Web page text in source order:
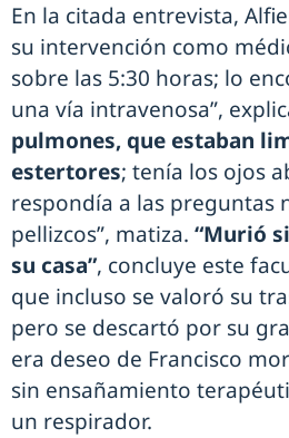
En la citada entrevista,
su intervención como
sobre las 5:30 horas; lo
una vía intravenosa”,
pulmones, que estaban
estertores; tenía los ojos
respondía a las preguntas
pellizcos”, matiza. “Murió
su casa”, concluye este
que incluso se valoró su
pero se descartó por su
era deseo de Francisco
sin ensañamiento
un respirador.